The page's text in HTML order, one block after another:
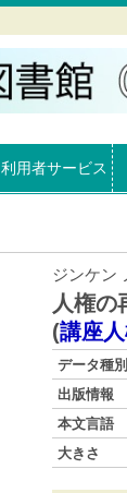
利用者サービス
ジンケン
人権の
(講座
データ種別
出版情報
本文言語
大きさ